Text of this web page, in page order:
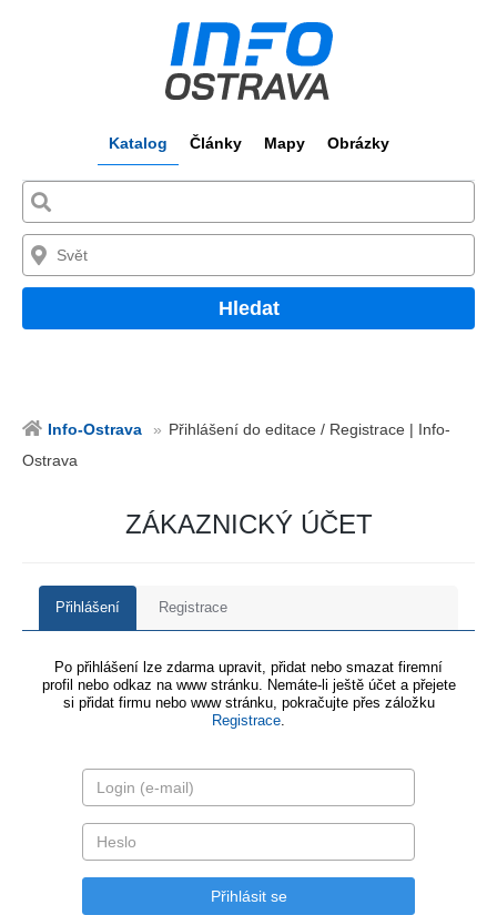
Katalog Články Mapy Obrázky
Hledat
Info-Ostrava
Přihlášení do editace / Registrace | Info-
Ostrava
ZÁKAZNICKÝ ÚČET
Přihlášení Registrace
Po přihlášení lze zdarma upravit, přidat nebo smazat firemní
profil nebo odkaz na www stránku. Nemáte-li ještě účet a přejete
si přidat firmu nebo www stránku, pokračujte přes záložku
Registrace.